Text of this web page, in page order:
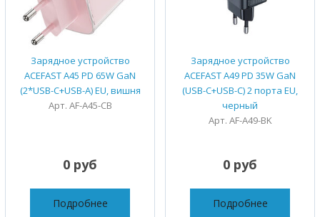
Зарядное устройство
ACEFAST A45 PD 65W GaN
(2*USB-C+USB-A) EU, вишня
Арт. AF-A45-CB
0 руб
Подробнее
Зарядное устройство
ACEFAST A49 PD 35W GaN
(USB-C+USB-C) 2 порта EU,
черный
Арт. AF-A49-BK
0 руб
Подробнее